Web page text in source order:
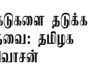
தடுக்க
தமிழக